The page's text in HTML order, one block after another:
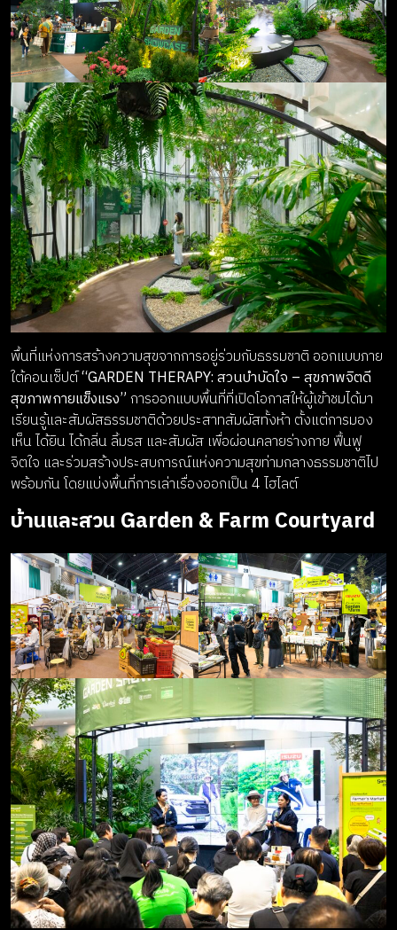
พื้นที่แห่งการสร้างความสุขจากการอยู่ร่วมกับธรรมชาติ ออกแบบภาย
ใต้คอนเซ็ปต์“GARDEN THERAPY: สวนบำบัดใจ – สุขภาพจิตดี
สุขภาพกายแข็งแรง”การออกแบบพื้นที่ที่เปิดโอกาสให้ผู้เข้าชมได้มา
เรียนรู้และสัมผัสธรรมชาติด้วยประสาทสัมผัสทั้งห้า ตั้งแต่การมอง
เห็น ได้ยิน ได้กลิ่น ลิ้มรส และสัมผัส เพื่อผ่อนคลายร่างกาย ฟื้นฟู
จิตใจ และร่วมสร้างประสบการณ์แห่งความสุขท่ามกลางธรรมชาติไป
พร้อมกัน โดยแบ่งพื้นที่การเล่าเรื่องออกเป็น 4 ไฮไลต์
บ้านและสวน Garden & Farm Courtyard